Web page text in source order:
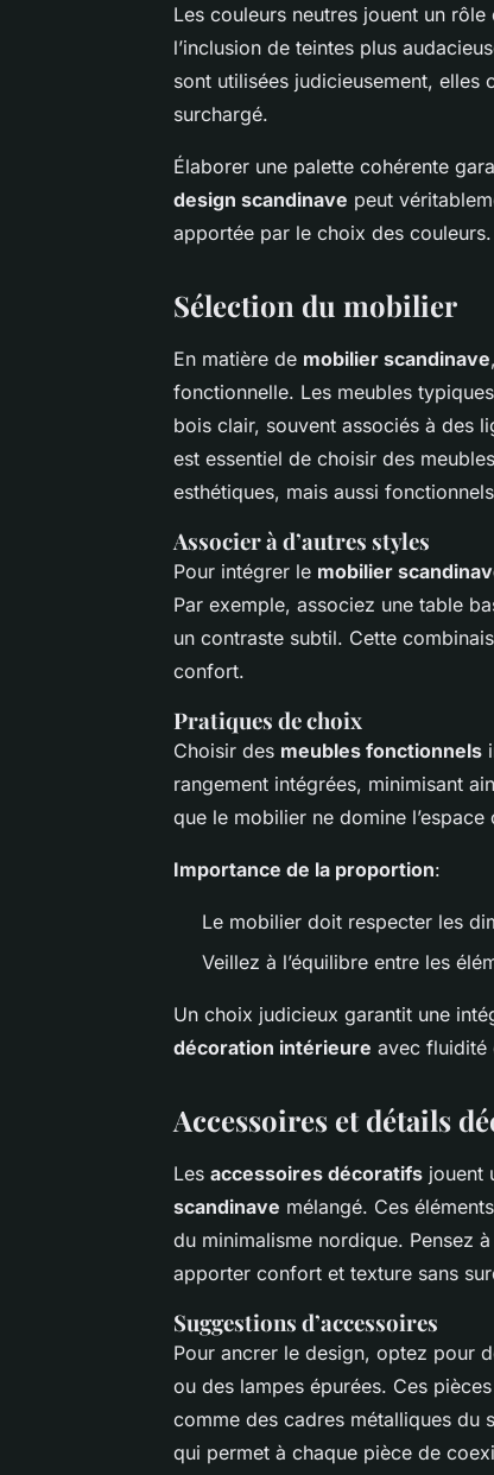
Les couleurs neutres jouent un
l’inclusion de teintes plus
sont utilisées judicieusement, elles
surchargé.
Élaborer une palette cohérente
design scandinave peut
apportée par le choix des couleurs.
Sélection du mobilier
En matière de mobilier scandinave
fonctionnelle. Les meubles
bois clair, souvent associés à des
est essentiel de choisir des
esthétiques, mais aussi
Associer à d’autres styles
Pour intégrer le mobilier
Par exemple, associez une table
un contraste subtil. Cette
confort.
Pratiques de choix
Choisir des meubles fonctionnels
rangement intégrées, minimisant
que le mobilier ne domine
Importance de la proportion:
Le mobilier doit respecter les
Veillez à l’équilibre entre les
Un choix judicieux garantit une
décoration intérieure avec fluidité
Accessoires et détails
Les accessoires décoratifs jouent
scandinave mélangé. Ces
du minimalisme nordique. Pensez
apporter confort et texture sans
Suggestions d’accessoires
Pour ancrer le design, optez pour
ou des lampes épurées. Ces
comme des cadres métalliques du
qui permet à chaque pièce de